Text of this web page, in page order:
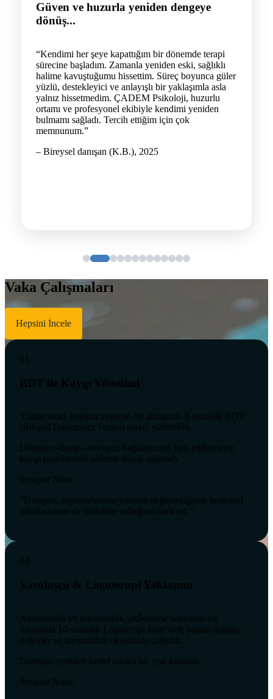
Güven ve huzurla yeniden dengeye
dönüş...
“Kendimi her şeye kapattığım bir dönemde terapi
sürecine başladım. Zamanla yeniden eski, sağlıklı
halime kavuştuğumu hissettim. Süreç boyunca güler
yüzlü, destekleyici ve anlayışlı bir yaklaşımla asla
yalnız hissetmedim. ÇADEM Psikoloji, huzurlu
ortamı ve profesyonel ekibiyle kendimi yeniden
bulmamı sağladı. Tercih ettiğim için çok
memnunum.”
– Bireysel danışan (K.B.), 2025
Vaka Çalışmaları
Hepsini İncele
01
BDT ile Kaygı Yönetimi
Yoğun sınav kaygısı yaşayan bir danışanla 8 seanslık BDT
(Bilişsel Davranışçı Terapi) süreci yürütüldü.
Düşünce–duygu–davranış bağlantısının fark edilmesiyle
kaygı puanlarında anlamlı düşüş sağlandı.
Terapist Notu:
“Danışan, düşüncelerinin yönünü değiştirdiğinde bedensel
rahatlamanın da mümkün olduğunu fark etti.”
02
Varoluşçu & Logoterapi Yaklaşımı
Anlamsızlık ve tükenmişlik şikâyetiyle başvuran bir
danışanla 10 seanslık Logoterapi sürecinde yaşam anlamı,
değerler ve sorumluluk ekseninde çalışıldı.
Danışan, yeniden hedef odaklı bir yön kazandı.
Terapist Notu: